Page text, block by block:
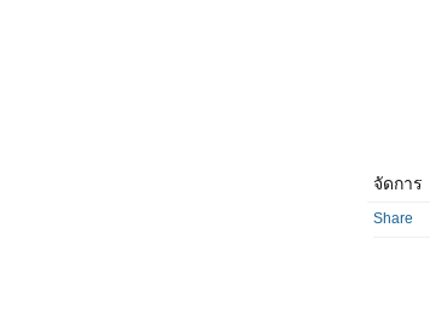
จัดการ
Share